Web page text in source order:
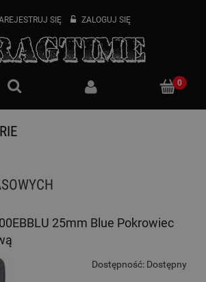
SIĘ ZALOGUJ SIĘ
25mm Blue Pokrowiec
Dostępność: Dostępny